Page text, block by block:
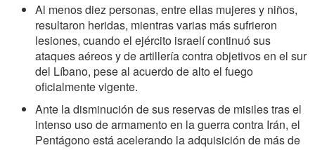
Al menos diez personas, entre ellas mujeres y niños,
resultaron heridas, mientras varias más sufrieron
lesiones, cuando el ejército israelí continuó sus
ataques aéreos y de artillería contra objetivos en el sur
del Líbano, pese al acuerdo de alto el fuego
oficialmente vigente.
Ante la disminución de sus reservas de misiles tras el
intenso uso de armamento en la guerra contra Irán, el
Pentágono está acelerando la adquisición de más de